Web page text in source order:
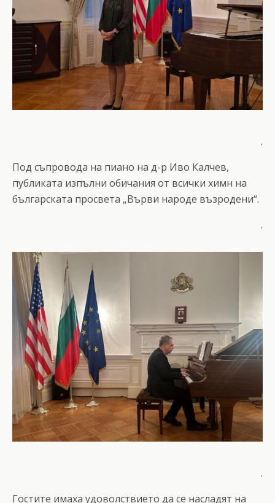
.
Под съпровода на пиано на д-р Иво Калчев,
публиката изпълни обичания от всички химн на
българската просвета „Върви народе възродени“.
.
.
Гостите имаха удоволствието да се насладят на